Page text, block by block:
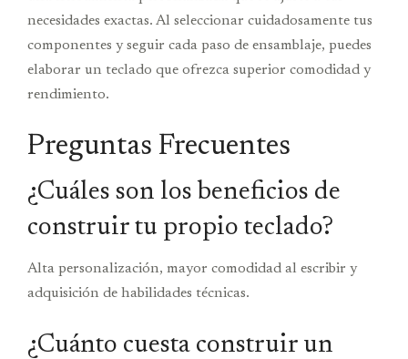
necesidades exactas. Al seleccionar cuidadosamente tus
componentes y seguir cada paso de ensamblaje, puedes
elaborar un teclado que ofrezca superior comodidad y
rendimiento.
Preguntas Frecuentes
¿Cuáles son los beneficios de
construir tu propio teclado?
Alta personalización, mayor comodidad al escribir y
adquisición de habilidades técnicas.
¿Cuánto cuesta construir un